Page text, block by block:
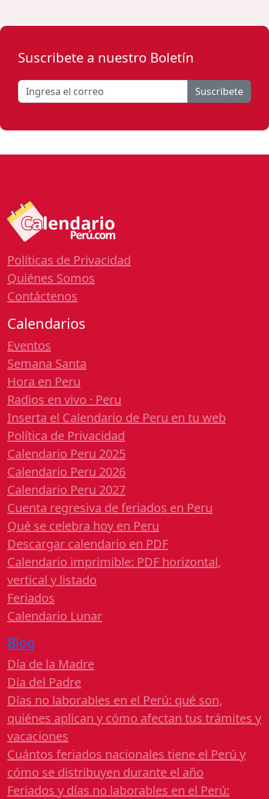
Suscribete a nuestro Boletín
Suscribete
Políticas de Privacidad
Quiénes Somos
Contáctenos
Calendarios
Eventos
Semana Santa
Hora en Peru
Radios en vivo · Peru
Inserta el Calendario de Peru en tu web
Política de Privacidad
Calendario Peru 2025
Calendario Peru 2026
Calendario Peru 2027
Cuenta regresiva de feriados en Peru
Qué se celebra hoy en Peru
Descargar calendario en PDF
Calendario imprimible: PDF horizontal,
vertical y listado
Feriados
Calendario Lunar
Blog
Día de la Madre
Día del Padre
Días no laborables en el Perú: qué son,
quiénes aplican y cómo afectan tus trámites y
vacaciones
Cuántos feriados nacionales tiene el Perú y
cómo se distribuyen durante el año
Feriados y días no laborables en el Perú: